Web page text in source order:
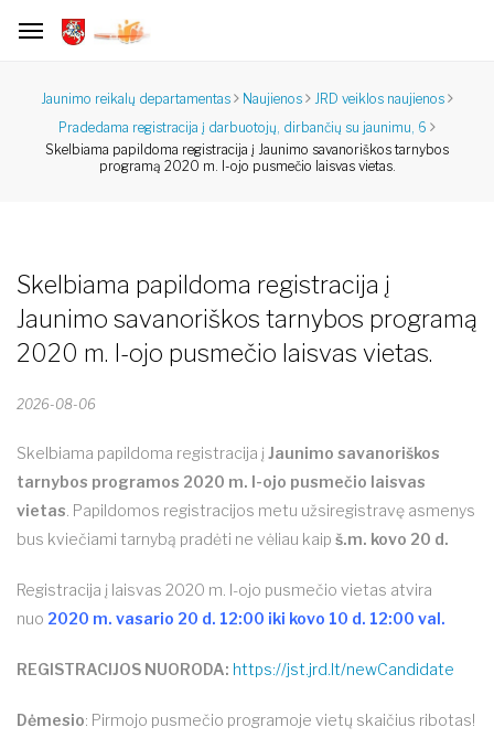
Jaunimo reikalų departamentas Naujienos
JRD veiklos naujienos
Pradedama registracija į darbuotojų, dirbančių su jaunimu, 6
Skelbiama papildoma registracija į Jaunimo savanoriškos tarnybos
programą 2020 m. I-ojo pusmečio laisvas vietas.
Skelbiama papildoma registracija į
Jaunimo savanoriškos tarnybos programą
2020 m. I-ojo pusmečio laisvas vietas.
2026-08-06
Skelbiama papildoma registracija į Jaunimo savanoriškos
tarnybos programos 2020 m. I-ojo pusmečio laisvas
vietas . Papildomos registracijos metu užsiregistravę asmenys
bus kviečiami tarnybą pradėti ne vėliau kaip š.m. kovo 20 d.
Registracija į laisvas 2020 m. I-ojo pusmečio vietas atvira
nuo 2020 m. vasario 20 d. 12:00 iki kovo 10 d. 12:00 val.
REGISTRACIJOS NUORODA: https://jst.jrd.lt/newCandidate
Dėmesio: Pirmojo pusmečio programoje vietų skaičius ribotas!